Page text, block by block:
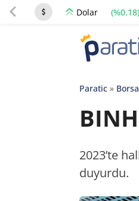
Dolar (%0.18)
Paratic»
2023’te
duyurdu.